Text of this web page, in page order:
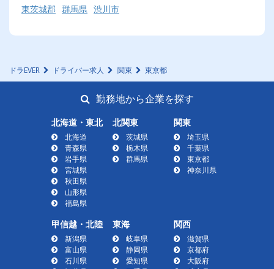
東茨城郡 群馬県 渋川市
ドラEVER ドライバー求人 関東 東京都
勤務地から企業を探す
北海道・東北
北海道
青森県
岩手県
宮城県
秋田県
山形県
福島県
北関東
茨城県
栃木県
群馬県
関東
埼玉県
千葉県
東京都
神奈川県
甲信越・北陸
新潟県
富山県
石川県
東海
岐阜県
静岡県
愛知県
関西
滋賀県
京都府
大阪府